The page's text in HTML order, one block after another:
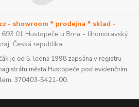
- showroom * prodejna * sklad -
01 Hustopeče u Brna - Jihomoravský
Česká republika
je od 5. ledna 1998 zapsána v registru
města Hustopeče pod evidenčním
370403-5421-00.